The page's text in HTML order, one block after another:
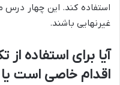
استفاده کند. این چهار درس
غیرنهایی باشند.
آیا برای استفاده
اقدام خاصی است